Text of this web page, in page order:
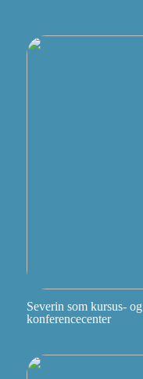
Severin som kursus- og
konferencecenter